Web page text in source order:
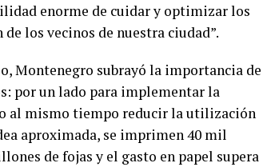
enorme de cuidar y optimizar los
los vecinos de nuestra ciudad”.
Montenegro subrayó la importancia de
por un lado para implementar la
al mismo tiempo reducir la utilización
aproximada, se imprimen 40 mil
de fojas y el gasto en papel supera